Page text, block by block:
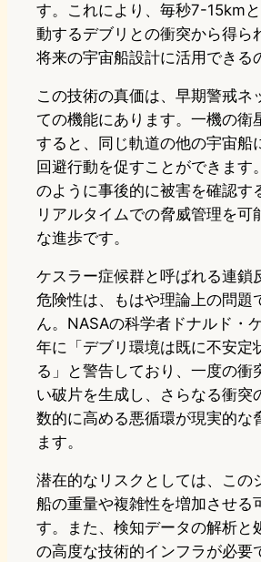
す。これにより、毎秒7-15km
動するデブリとの衝突から得ら
将来の宇宙船設計に活用できる
この技術の真価は、早期警戒ネ
ての機能にあります。一機の衛
すると、同じ軌道の他の宇宙船
回避行動を促すことができます
のように事後的に被害を確認す
リアルタイムでの脅威管理を可
な進歩です。
ケスラー症候群と呼ばれる連鎖
危険性は、もはや理論上の問題
ん。NASAの科学者ドナルド・
年に「デブリ環境は既に不安定
る」と警告しており、一度の衝
い破片を生成し、さらなる衝突
数的に高める悪循環が現実的な
ます。
潜在的なリスクとしては、この
船の重量や複雑性を増加させる
す。また、検知データの解析と
の高度な技術的インフラが必要